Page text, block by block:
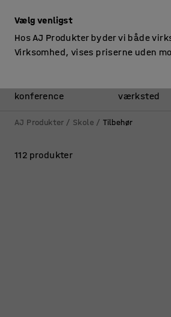
konference
værksted
AJ Produkter Skole Tilbehør
112 produkter
Vælg venligst
Hos AJ Produkter byder vi både
Virksomhed, vises priserne uden